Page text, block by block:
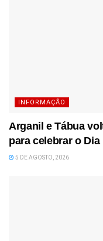
INFORMAÇÃO
Arganil e Tábua
para celebrar o
5 DE AGOSTO, 2026